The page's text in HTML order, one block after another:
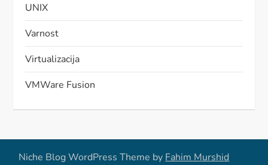
UNIX
Varnost
Virtualizacija
VMWare Fusion
Niche Blog WordPress Theme by Fahim Murshid